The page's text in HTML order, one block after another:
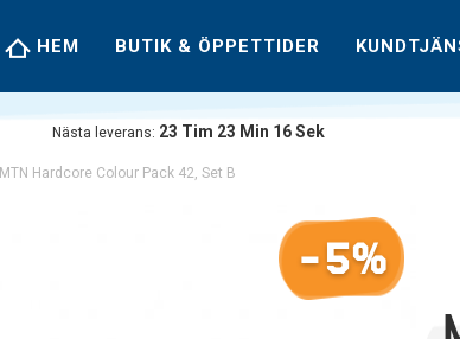
HEM BUTIK & ÖPPETTIDER
Nästa leverans: 23 Tim 23 Min 16Sek
MTN Hardcore Colour Pack 42, Set B
-5%